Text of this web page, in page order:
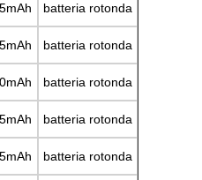
batteria rotonda
batteria rotonda
batteria rotonda
batteria rotonda
batteria rotonda